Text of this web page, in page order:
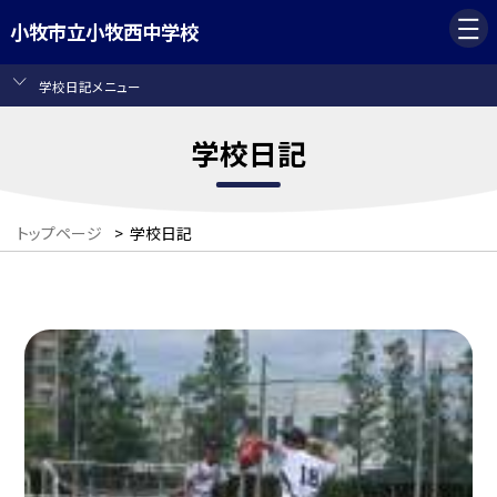
小牧市立小牧西中学校
学校日記メニュー
学校日記
トップページ > 学校日記